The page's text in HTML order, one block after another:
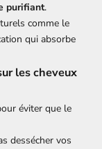
purifiant.
comme le
qui absorbe
les cheveux
éviter que le
dessécher vos